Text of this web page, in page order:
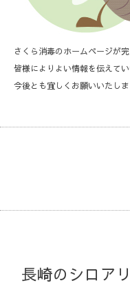
さくら消毒のホームページが完
皆様によりよい情報を伝えて
今後とも宜しくお願いいたしま
長崎のシロア